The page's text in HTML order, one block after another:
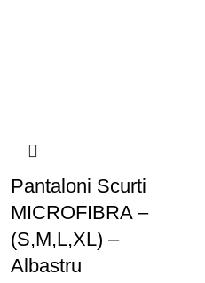
Pantaloni Scurti
MICROFIBRA –
(S,M,L,XL) –
Albastru